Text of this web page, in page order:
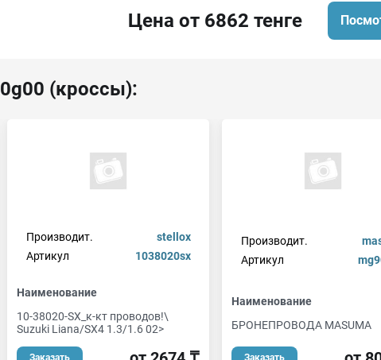
Цена от 6862 тенге
(кроссы):
Производит.
stellox
Артикул
1038020sx
Наименование
10-38020-SX_к-кт проводов!\
Suzuki Liana/SX4 1.3/1.6 02>
Заказать
Производит.
Артикул
Наименование
БРОНЕПРОВОДА MASUMA
Заказать